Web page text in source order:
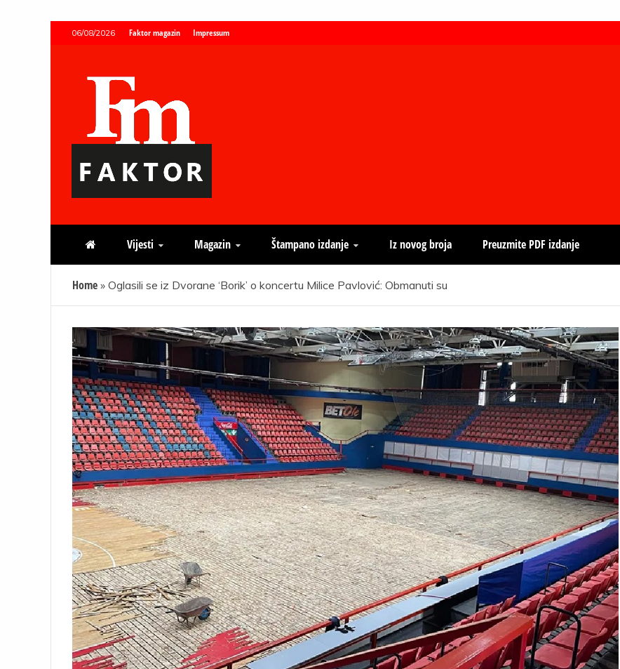
06/08/2026 Faktor magazin Impressum
Faktor magazin
Vijesti Magazin Štampano izdanje Iz novog broja Preuzmite PDF izdanje
Home » Oglasili se iz Dvorane ‘Borik’ o koncertu Milice Pavlović: Obmanuti su